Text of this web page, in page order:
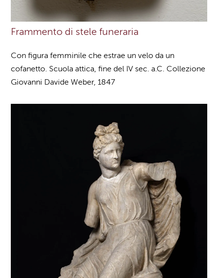
Frammento di stele funeraria
Con figura femminile che estrae un velo da un
cofanetto. Scuola attica, fine del IV sec. a.C. Collezione
Giovanni Davide Weber, 1847